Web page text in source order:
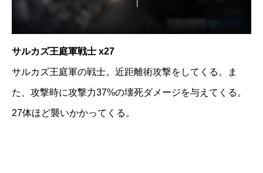
サルカズ王庭軍戦士 x27
サルカズ王庭軍の戦士。近距離術攻撃をしてくる。ま
た、攻撃時に攻撃力37%の壊死ダメージを与えてくる。
27体ほど襲いかかってくる。